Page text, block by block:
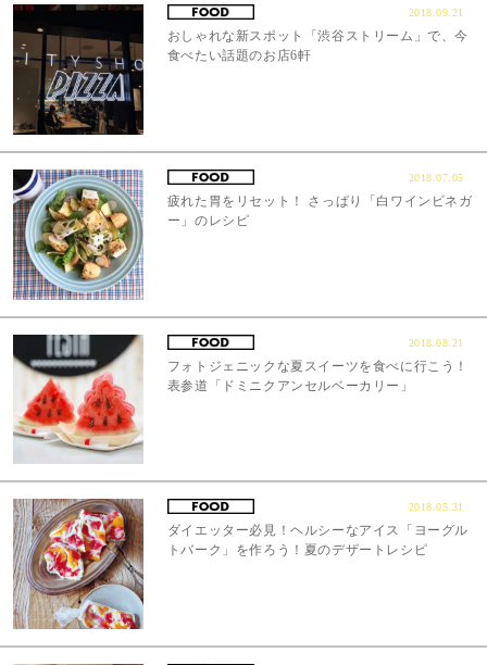
2018.09.21
おしゃれな新スポット「渋谷ストリーム」で、今
食べたい話題のお店6軒
2018.07.05
疲れた胃をリセット！ さっぱり「白ワインビネガ
ー」のレシピ
2018.08.21
フォトジェニックな夏スイーツを食べに行こう！
表参道「ドミニクアンセルベーカリー」
2018.05.31
ダイエッター必見！ヘルシーなアイス「ヨーグル
トバーク」を作ろう！夏のデザートレシピ